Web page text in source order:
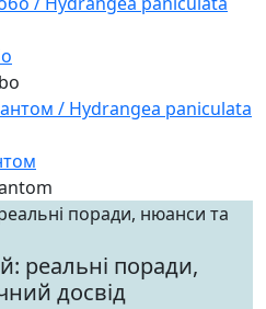
реальні поради,
досвід